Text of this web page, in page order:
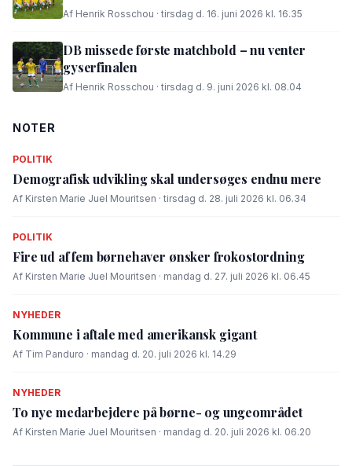
Af Henrik Rosschou · tirsdag d. 16. juni 2026 kl. 16.35
DB missede første matchbold – nu venter
gyserfinalen
Af Henrik Rosschou · tirsdag d. 9. juni 2026 kl. 08.04
NOTER
POLITIK
Demografisk udvikling skal undersøges endnu mere
Af Kirsten Marie Juel Mouritsen · tirsdag d. 28. juli 2026 kl. 06.34
POLITIK
Fire ud af fem børnehaver ønsker frokostordning
Af Kirsten Marie Juel Mouritsen · mandag d. 27. juli 2026 kl. 06.45
NYHEDER
Kommune i aftale med amerikansk gigant
Af Tim Panduro · mandag d. 20. juli 2026 kl. 14.29
NYHEDER
To nye medarbejdere på børne- og ungeområdet
Af Kirsten Marie Juel Mouritsen · mandag d. 20. juli 2026 kl. 06.20